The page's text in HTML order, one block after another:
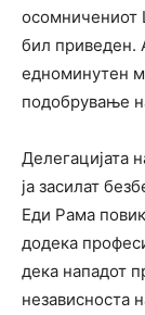
осомничениот
бил приведен.
едноминутен
подобрување
Делегацијата
ја засилат
Еди Рама
додека
дека нападот
независноста